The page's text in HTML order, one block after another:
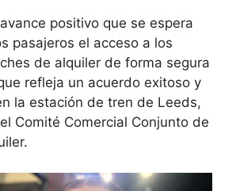
positivo que se espera
pasajeros el acceso a los
de alquiler de forma segura
refleja un acuerdo exitoso y
la estación de tren de Leeds,
Comité Comercial Conjunto de